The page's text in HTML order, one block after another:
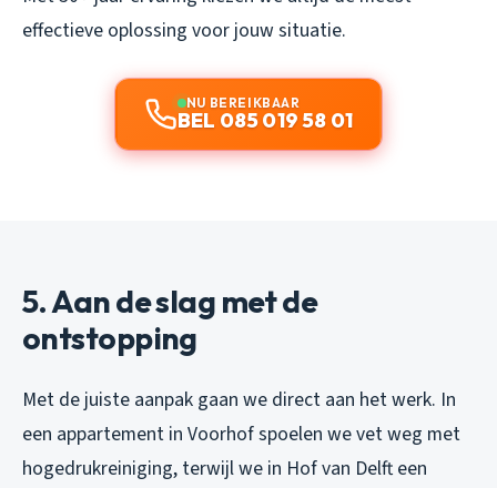
effectieve oplossing voor jouw situatie.
NU BEREIKBAAR
BEL 085 019 58 01
5. Aan de slag met de
ontstopping
Met de juiste aanpak gaan we direct aan het werk. In
een appartement in Voorhof spoelen we vet weg met
hogedrukreiniging, terwijl we in Hof van Delft een